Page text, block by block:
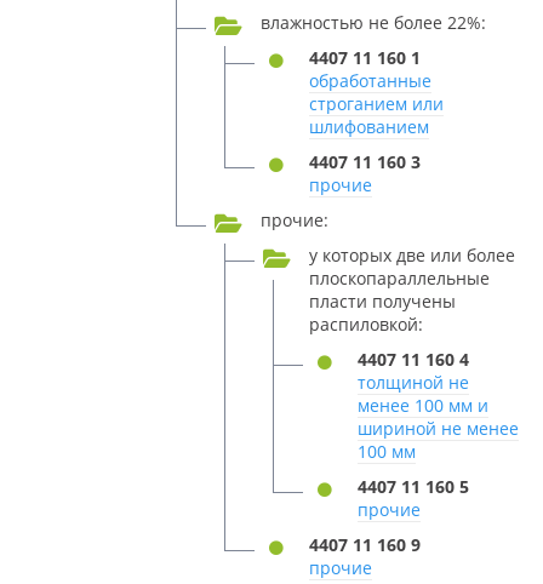
влажностью не более 22%:
4407 11 160 1
обработанные
строганием или
шлифованием
4407 11 160 3
прочие
прочие:
у которых две или более
плоскопараллельные
пласти получены
распиловкой:
4407 11 160 4
толщиной не
менее 100 мм и
шириной не менее
100 мм
4407 11 160 5
прочие
4407 11 160 9
прочие